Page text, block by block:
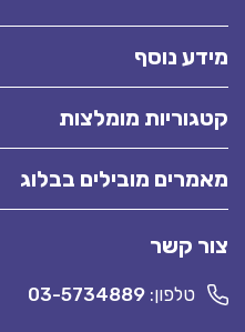
מידע נוסף
קטגוריות מומלצות
מאמרים מובילים בבלוג
צור קשר
טלפון: 03-5734889